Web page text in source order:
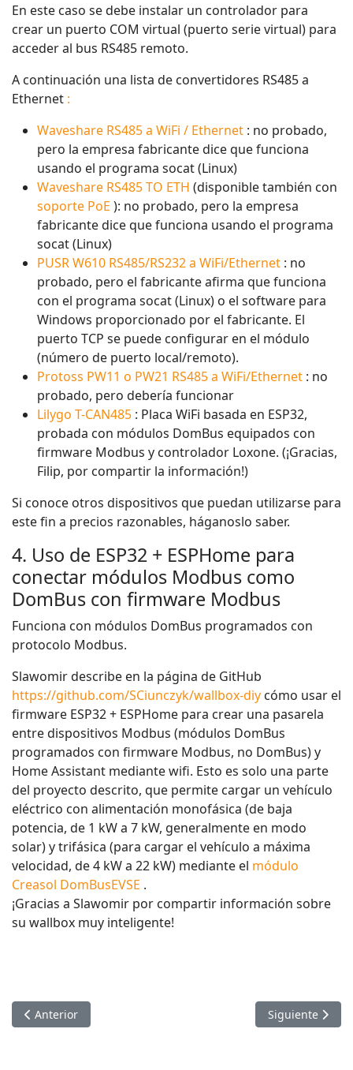
En este caso se debe instalar un controlador para
crear un puerto COM virtual (puerto serie virtual) para
acceder al bus RS485 remoto.
A continuación una lista de convertidores RS485 a
Ethernet :
Waveshare RS485 a WiFi / Ethernet : no probado,
pero la empresa fabricante dice que funciona
usando el programa socat (Linux)
Waveshare RS485 TO ETH (disponible también con
soporte PoE ): no probado, pero la empresa
fabricante dice que funciona usando el programa
socat (Linux)
PUSR W610 RS485/RS232 a WiFi/Ethernet : no
probado, pero el fabricante afirma que funciona
con el programa socat (Linux) o el software para
Windows proporcionado por el fabricante. El
puerto TCP se puede configurar en el módulo
(número de puerto local/remoto).
Protoss PW11 o PW21 RS485 a WiFi/Ethernet : no
probado, pero debería funcionar
Lilygo T-CAN485 : Placa WiFi basada en ESP32,
probada con módulos DomBus equipados con
firmware Modbus y controlador Loxone. (¡Gracias,
Filip, por compartir la información!)
Si conoce otros dispositivos que puedan utilizarse para
este fin a precios razonables, háganoslo saber.
4. Uso de ESP32 + ESPHome para
conectar módulos Modbus como
DomBus con firmware Modbus
Funciona con módulos DomBus programados con
protocolo Modbus.
Slawomir describe en la página de GitHub
https://github.com/SCiunczyk/wallbox-diy cómo usar el
firmware ESP32 + ESPHome para crear una pasarela
entre dispositivos Modbus (módulos DomBus
programados con firmware Modbus, no DomBus) y
Home Assistant mediante wifi. Esto es solo una parte
del proyecto descrito, que permite cargar un vehículo
eléctrico con alimentación monofásica (de baja
potencia, de 1 kW a 7 kW, generalmente en modo
solar) y trifásica (para cargar el vehículo a máxima
velocidad, de 4 kW a 22 kW) mediante el módulo
Creasol DomBusEVSE .
¡Gracias a Slawomir por compartir información sobre
su wallbox muy inteligente!
Artículo anterior: Sistema de alarma antirrobo completo y
Anterior Artículo
Siguiente